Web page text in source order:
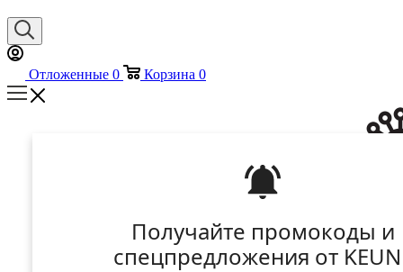
Получайте промокоды и
спецпредложения от
Отложенные 0 Корзина 0